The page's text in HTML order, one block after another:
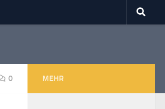
0 MEHR